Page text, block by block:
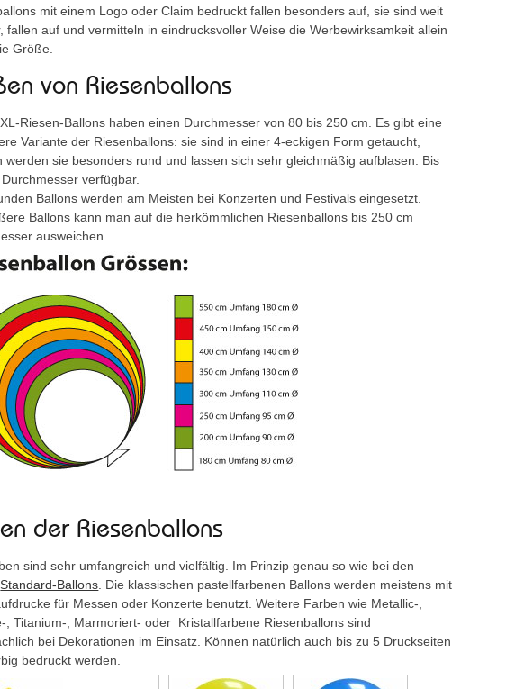
mit einem Logo oder Claim bedruckt fallen besonders auf, sie sind weit
fallen auf und vermitteln in eindrucksvoller Weise die Werbewirksamkeit allein
Größe.
von Riesenballons
Riesen-Ballons haben einen Durchmesser von 80 bis 250 cm. Es gibt eine
Variante der Riesenballons: sie sind in einer 4-eckigen Form getaucht,
werden sie besonders rund und lassen sich sehr gleichmäßig aufblasen. Bis
verfügbar.
Ballons werden am Meisten bei Konzerten und Festivals eingesetzt.
Ballons kann man auf die herkömmlichen Riesenballons bis 250 cm
ausweichen.
der Riesenballons
sind sehr umfangreich und vielfältig. Im Prinzip genau so wie bei den
Standard-Ballons . Die klassischen pastellfarbenen Ballons werden meistens mit
für Messen oder Konzerte benutzt. Weitere Farben wie Metallic-,
, Titanium-, Marmoriert- oder Kristallfarbene Riesenballons sind
bei Dekorationen im Einsatz. Können natürlich auch bis zu 5 Druckseiten
bedruckt werden.